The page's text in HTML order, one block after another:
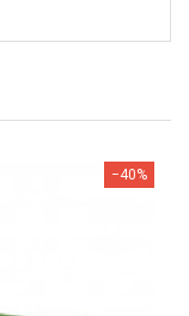
−40%